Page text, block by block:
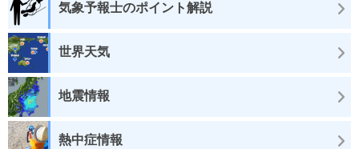
気象予報士のポイント解説
世界天気
地震情報
熱中症情報